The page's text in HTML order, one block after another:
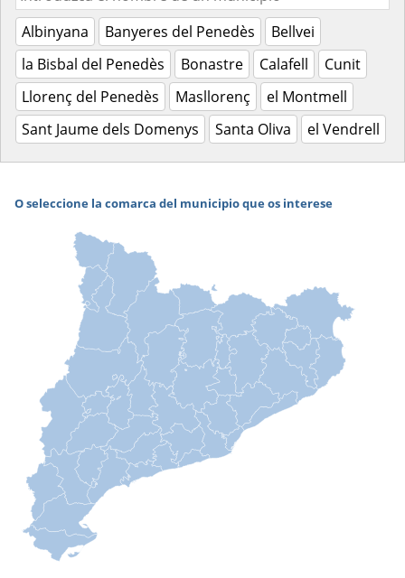
Albinyana Banyeres del Penedès
Bellvei
la Bisbal del Penedès
Bonastre Calafell
Cunit
Llorenç del Penedès
Masllorenç
el Montmell
Sant Jaume dels Domenys
Santa Oliva el Vendrell